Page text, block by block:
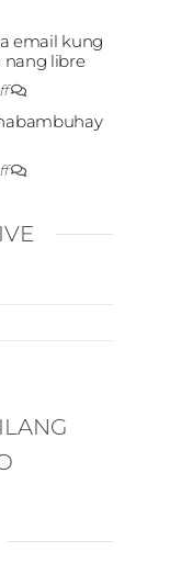
email kung
libre